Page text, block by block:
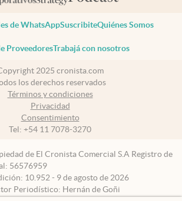
de WhatsAppSuscribiteQuiénes Somos
ProveedoresTrabajá con nosotros
2025 cronista.com
los derechos reservados
Términos y condiciones
Privacidad
Consentimiento
Tel: +54 11 7078-3270
de El Cronista Comercial S.A Registro de
56576959
10.952 - 9 de agosto de 2026
Periodístico: Hernán de Goñi